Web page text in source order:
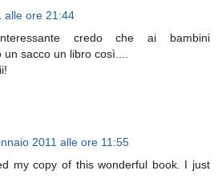
alle ore 21:44
credo che ai bambini
sacco un libro così....
2011 alle ore 11:55
my copy of this wonderful book. I just